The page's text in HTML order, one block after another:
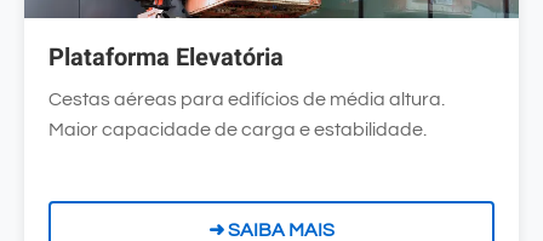
Plataforma Elevatória
Cestas aéreas para edifícios de média altura.
Maior capacidade de carga e estabilidade.
➜ SAIBA MAIS